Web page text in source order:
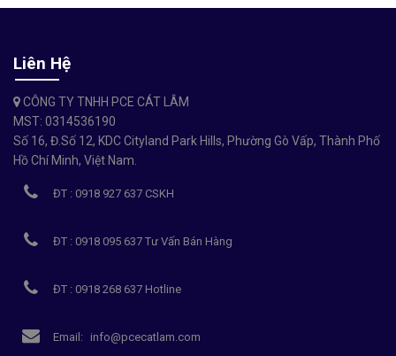
Liên Hệ
CÔNG TY TNHH PCE CÁT LÂM
MST: 0314536190
Số 16, Đ.Số 12, KDC Cityland Park Hills, Phường Gò Vấp, Thành Phố
Hồ Chí Minh, Việt Nam.
ĐT : 0918 927 637 CSKH
ĐT : 0918 095 637 Tư Vấn Bán Hàng
ĐT : 0918 268 637 Hotline
Email: info@pcecatlam.com